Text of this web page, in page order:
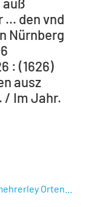
den vnd
Nürnberg
: (1626)
ausz
/ Im Jahr.
Orten...